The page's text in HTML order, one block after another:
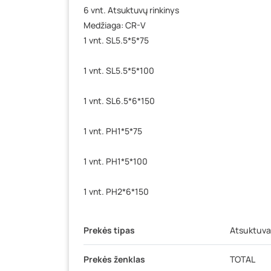
6 vnt. Atsuktuvų rinkinys
Medžiaga: CR-V
1 vnt. SL5.5*5*75
1 vnt. SL5.5*5*100
1 vnt. SL6.5*6*150
1 vnt. PH1*5*75
1 vnt. PH1*5*100
1 vnt. PH2*6*150
Prekės tipas
Prekės ženklas TOTAL